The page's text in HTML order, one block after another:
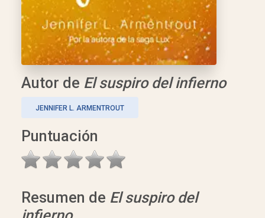
Autor de El suspiro del infierno
JENNIFER L. ARMENTROUT
Puntuación
Resumen de El suspiro del